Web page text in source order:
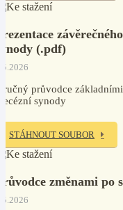
(.pdf)
průvodce
synody
STÁHNOUT SOUBOR
změnami po